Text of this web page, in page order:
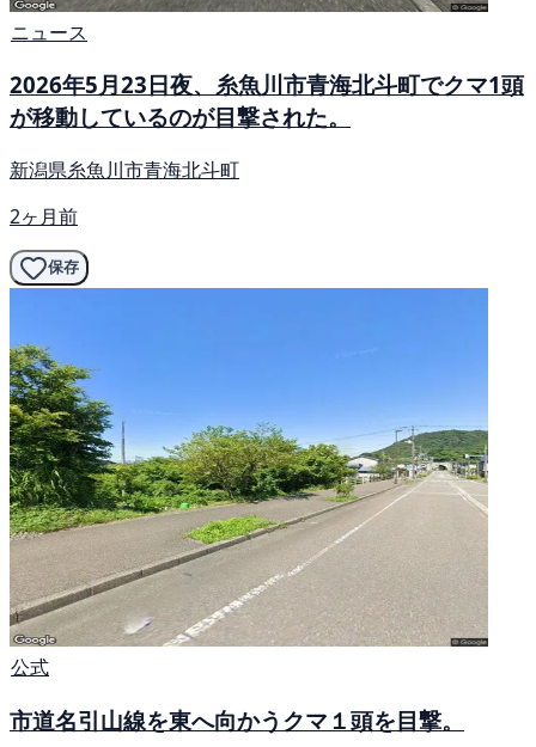
ニュース
2026年5月23日夜、糸魚川市青海北斗町でクマ1頭
が移動しているのが目撃された。
新潟県糸魚川市青海北斗町
2ヶ月前
保存
公式
市道名引山線を東へ向かうクマ１頭を目撃。